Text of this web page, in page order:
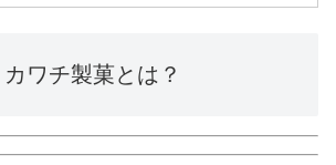
カワチ製菓とは？